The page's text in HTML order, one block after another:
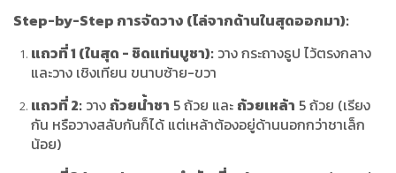
Step-by-Step การจัดวาง (ไล่จากด้านในสุดออกมา):
แถวที่ 1 (ในสุด - ชิดแท่นบูชา): วาง กระถางธูป ไว้ตรงกลาง
และวาง เชิงเทียน ขนาบซ้าย-ขวา
แถวที่ 2: วาง ถ้วยน้ำชา 5 ถ้วย และ ถ้วยเหล้า 5 ถ้วย (เรียง
กัน หรือวางสลับกันก็ได้ แต่เหล้าต้องอยู่ด้านนอกกว่าชาเล็ก
น้อย)